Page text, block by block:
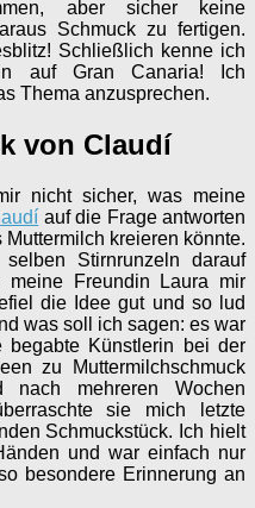
aber sicher keine
Schmuck zu fertigen.
Schließlich kenne ich
auf Gran Canaria! Ich
Thema anzusprechen.
von Claudí
nicht sicher, was meine
auf die Frage antworten
kreieren könnte.
Stirnrunzeln darauf
Freundin Laura mir
die Idee gut und so lud
was soll ich sagen: es war
begabte Künstlerin bei der
zu Muttermilchschmuck
nach mehreren Wochen
sie mich letzte
Schmuckstück. Ich hielt
und war einfach nur
besondere Erinnerung an